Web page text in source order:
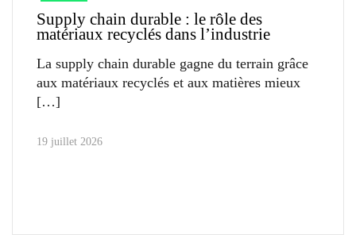
Supply chain durable : le rôle des
matériaux recyclés dans l’industrie
La supply chain durable gagne du terrain grâce
aux matériaux recyclés et aux matières mieux
19 juillet 2026